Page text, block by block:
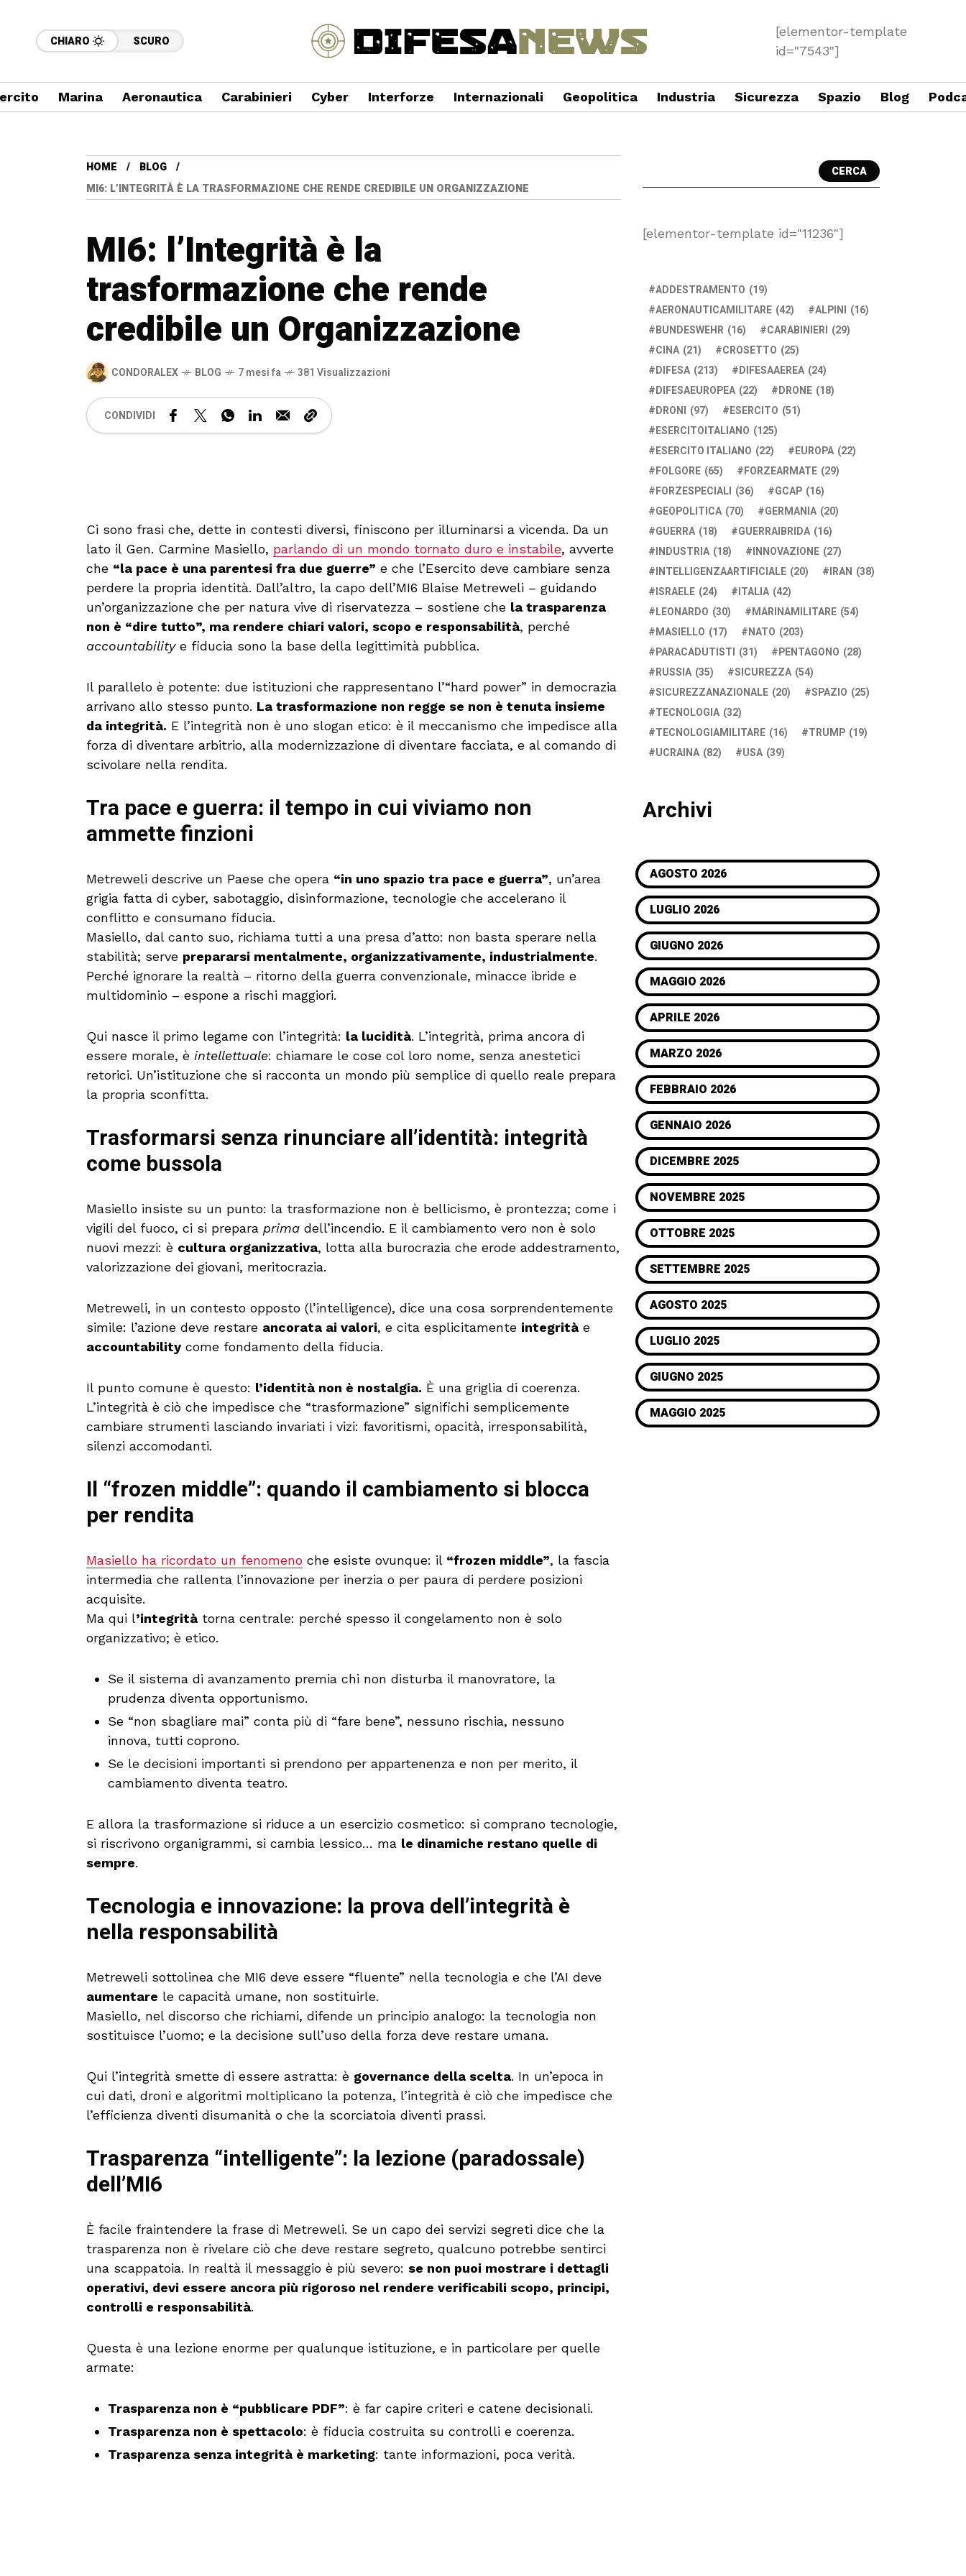
CHIARO SCURO
[elementor-template
id="7543"]
Marina Aeronautica Carabinieri Cyber Interforze Internazionali Geopolitica Industria Sicurezza Spazio Blog
HOME
BLOG
MI6: L’INTEGRITÀ È LA TRASFORMAZIONE CHE RENDE CREDIBILE UN ORGANIZZAZIONE
MI6: l’Integrità è la
trasformazione che rende
credibile un Organizzazione
CONDORALEX BLOG 7 mesi fa 381 Visualizzazioni
CONDIVIDI
Ci sono frasi che, dette in contesti diversi, finiscono per illuminarsi a vicenda. Da un
lato il Gen. Carmine Masiello, parlando di un mondo tornato duro e instabile, avverte
che “la pace è una parentesi fra due guerre” e che l’Esercito deve cambiare senza
perdere la propria identità. Dall’altro, la capo dell’MI6 Blaise Metreweli – guidando
un’organizzazione che per natura vive di riservatezza – sostiene che la trasparenza
non è “dire tutto”, ma rendere chiari valori, scopo e responsabilità, perché
accountabilitye fiducia sono la base della legittimità pubblica.
Il parallelo è potente: due istituzioni che rappresentano l’“hard power” in democrazia
arrivano allo stesso punto. La trasformazione non regge se non è tenuta insieme
da integrità. E l’integrità non è uno slogan etico: è il meccanismo che impedisce alla
forza di diventare arbitrio, alla modernizzazione di diventare facciata, e al comando di
scivolare nella rendita.
Tra pace e guerra: il tempo in cui viviamo non
ammette finzioni
Metreweli descrive un Paese che opera “in uno spazio tra pace e guerra”, un’area
grigia fatta di cyber, sabotaggio, disinformazione, tecnologie che accelerano il
conflitto e consumano fiducia.
Masiello, dal canto suo, richiama tutti a una presa d’atto: non basta sperare nella
stabilità; serve prepararsi mentalmente, organizzativamente, industrialmente.
Perché ignorare la realtà – ritorno della guerra convenzionale, minacce ibride e
multidominio – espone a rischi maggiori.
Qui nasce il primo legame con l’integrità: la lucidità. L’integrità, prima ancora di
essere morale, è intellettuale: chiamare le cose col loro nome, senza anestetici
retorici. Un’istituzione che si racconta un mondo più semplice di quello reale prepara
la propria sconfitta.
Trasformarsi senza rinunciare all’identità: integrità
come bussola
Masiello insiste su un punto: la trasformazione non è bellicismo, è prontezza; come i
vigili del fuoco, ci si prepara prima dell’incendio. E il cambiamento vero non è solo
nuovi mezzi: è cultura organizzativa, lotta alla burocrazia che erode addestramento,
valorizzazione dei giovani, meritocrazia.
Metreweli, in un contesto opposto (l’intelligence), dice una cosa sorprendentemente
simile: l’azione deve restare ancorata ai valori, e cita esplicitamente integrità e
accountability come fondamento della fiducia.
Il punto comune è questo: l’identità non è nostalgia. È una griglia di coerenza.
L’integrità è ciò che impedisce che “trasformazione” significhi semplicemente
cambiare strumenti lasciando invariati i vizi: favoritismi, opacità, irresponsabilità,
silenzi accomodanti.
Il “frozen middle”: quando il cambiamento si blocca
per rendita
Masiello ha ricordato un fenomeno che esiste ovunque: il “frozen middle”, la fascia
intermedia che rallenta l’innovazione per inerzia o per paura di perdere posizioni
acquisite.
Ma qui l’integrità torna centrale: perché spesso il congelamento non è solo
organizzativo; è etico.
Se il sistema di avanzamento premia chi non disturba il manovratore, la
prudenza diventa opportunismo.
Se “non sbagliare mai” conta più di “fare bene”, nessuno rischia, nessuno
innova, tutti coprono.
Se le decisioni importanti si prendono per appartenenza e non per merito, il
cambiamento diventa teatro.
E allora la trasformazione si riduce a un esercizio cosmetico: si comprano tecnologie,
si riscrivono organigrammi, si cambia lessico… ma le dinamiche restano quelle di
sempre.
Tecnologia e innovazione: la prova dell’integrità è
nella responsabilità
Metreweli sottolinea che MI6 deve essere “fluente” nella tecnologia e che l’AI deve
aumentare le capacità umane, non sostituirle.
Masiello, nel discorso che richiami, difende un principio analogo: la tecnologia non
sostituisce l’uomo; e la decisione sull’uso della forza deve restare umana.
Qui l’integrità smette di essere astratta: è governance della scelta. In un’epoca in
cui dati, droni e algoritmi moltiplicano la potenza, l’integrità è ciò che impedisce che
l’efficienza diventi disumanità o che la scorciatoia diventi prassi.
Trasparenza “intelligente”: la lezione (paradossale)
dell’MI6
È facile fraintendere la frase di Metreweli. Se un capo dei servizi segreti dice che la
trasparenza non è rivelare ciò che deve restare segreto, qualcuno potrebbe sentirci
una scappatoia. In realtà il messaggio è più severo: se non puoi mostrare i dettagli
operativi, devi essere ancora più rigoroso nel rendere verificabili scopo, principi,
controlli e responsabilità.
Questa è una lezione enorme per qualunque istituzione, e in particolare per quelle
armate:
Trasparenza non è “pubblicare PDF”: è far capire criteri e catene decisionali.
Trasparenza non è spettacolo: è fiducia costruita su controlli e coerenza.
Trasparenza senza integrità è marketing: tante informazioni, poca verità.
CERCA
[elementor-template id="11236"]
ADDESTRAMENTO (19)
AERONAUTICAMILITARE (42) ALPINI (16)
BUNDESWEHR (16) CARABINIERI (29)
CINA (21) CROSETTO (25)
DIFESA (213) DIFESAAEREA (24)
DIFESAEUROPEA (22) DRONE (18)
DRONI (97) ESERCITO (51)
ESERCITOITALIANO (125)
ESERCITO ITALIANO (22) EUROPA (22)
FOLGORE (65) FORZEARMATE (29)
FORZESPECIALI (36) GCAP (16)
GEOPOLITICA (70) GERMANIA (20)
GUERRA (18) GUERRAIBRIDA (16)
INDUSTRIA (18) INNOVAZIONE (27)
INTELLIGENZAARTIFICIALE (20) IRAN (38)
ISRAELE (24) ITALIA (42)
LEONARDO (30) MARINAMILITARE (54)
MASIELLO (17) NATO (203)
PARACADUTISTI (31) PENTAGONO (28)
RUSSIA (35) SICUREZZA (54)
SICUREZZANAZIONALE (20) SPAZIO (25)
TECNOLOGIA (32)
TECNOLOGIAMILITARE (16) TRUMP (19)
UCRAINA (82) USA (39)
Archivi
AGOSTO 2026
LUGLIO 2026
GIUGNO 2026
MAGGIO 2026
APRILE 2026
MARZO 2026
FEBBRAIO 2026
GENNAIO 2026
DICEMBRE 2025
NOVEMBRE 2025
OTTOBRE 2025
SETTEMBRE 2025
AGOSTO 2025
LUGLIO 2025
GIUGNO 2025
MAGGIO 2025